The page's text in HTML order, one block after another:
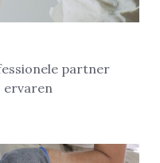
partner
ervaren